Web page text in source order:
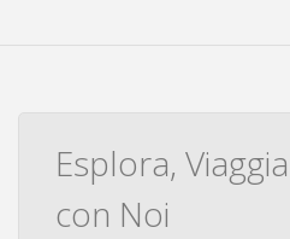
Esplora,
con Noi